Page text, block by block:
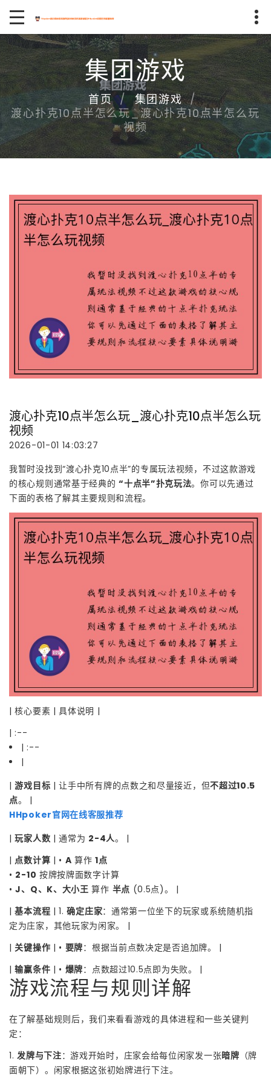
集团游戏
首页
集团游戏
渡心扑克10点半怎么玩_渡心扑克10点半怎么玩
视频
渡心扑克10点半怎么玩_渡心扑克10点半怎么玩
视频
2026-01-01 14:03:27
我暂时没找到“渡心扑克10点半”的专属玩法视频，不过这款游戏
的核心规则通常基于经典的“十点半”扑克玩法。你可以先通过
下面的表格了解其主要规则和流程。
| 核心要素 | 具体说明 |
| :--
| :--
|
|游戏目标 | 让手中所有牌的点数之和尽量接近，但不超过10.5
点。 |
HHpoker官网在线客服推荐
|玩家人数 | 通常为 2-4人。 |
| 点数计算 | • A 算作1点
• 2-10 按牌按牌面数字计算
•J、Q、K、大小王 算作 半点 (0.5点)。 |
|基本流程 | 1.确定庄家：通常第一位坐下的玩家或系统随机指
定为庄家，其他玩家为闲家。 |
| 关键操作 | • 要牌：根据当前点数决定是否追加牌。 |
|输赢条件 | • 爆牌：点数超过10.5点即为失败。 |
游戏流程与规则详解
在了解基础规则后，我们来看看游戏的具体进程和一些关键判
定：
1.发牌与下注：游戏开始时，庄家会给每位闲家发一张暗牌 （牌
面朝下）。闲家根据这张初始牌进行下注。